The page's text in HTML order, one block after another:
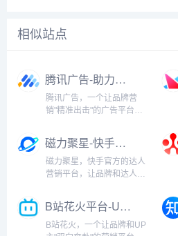
相似站点
腾讯广告-助力企业实现精准营销|覆盖海量用户|提升品牌影响力
腾讯广告，一个让品牌营
销"精准出击"的广告平台！
腾讯视频、腾讯新闻等，提
供全方位的广告营销解决方
案。腾讯广告拥有庞大的用
磁力聚星-快手达人生态营销平台
磁力聚星，快手官方的达人
营销平台，让品牌和达人之
人资源，覆盖美食、美妆、
科技、生活等多个领域。通
B站花火平台-UP主商业合作服务
B站花火，一个让品牌和UP